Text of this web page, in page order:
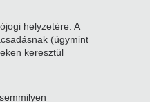
helyzetére. A
(úgymint
keresztül